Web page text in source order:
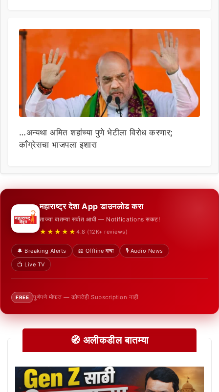
…अन्यथा अमित शहांच्या पुणे भेटीला विरोध करणार;
काँग्रेसचा भाजपला इशारा
महाराष्ट्र देशा App डाउनलोड करा
ताज्या बातम्या सर्वात आधी — Notifications सकट!
★★★★★ 4.8 (12K+ reviews)
🔔 Breaking Alerts 📖 Offline वाचा
🎙️ Audio News
📺 Live TV
FREE पूर्णपणे मोफत — कोणतेही Subscription नाही
🧭 अलीकडील बातम्या